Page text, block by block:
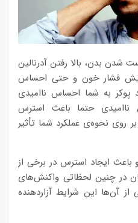
بدن، بالا رفتن آدرنالین
فشار خون و حتی احساس
پوکر به شما احساس ناامیدی
حتما باعث استرس
روی نحوه‌ی عملکرد شما تأثیر
ایجاد استرس در برخی از
در چنین لحظاتی واکنش‌های
از آن‌ها این شرایط آزاردهنده